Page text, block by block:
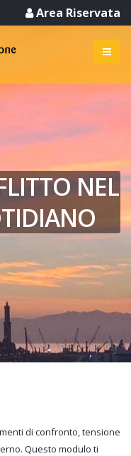
Area Riservata
NEL
di confronto, tensione
Questo modulo ti